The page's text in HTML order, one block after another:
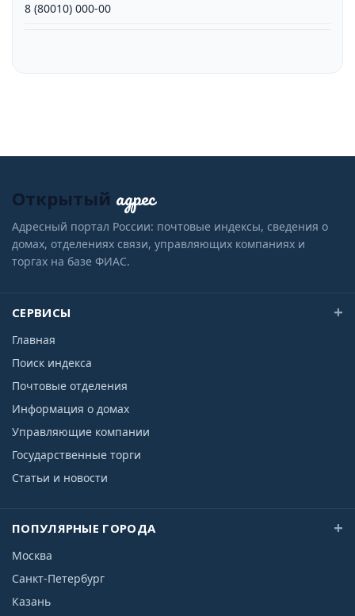
8 (80010) 000-00
Открытый адрес
Адресный портал России: почтовые индексы, сведения о
домах, отделениях связи, управляющих компаниях и
торгах на базе ФИАС.
СЕРВИСЫ
Главная
Поиск индекса
Почтовые отделения
Информация о домах
Управляющие компании
Государственные торги
Статьи и новости
ПОПУЛЯРНЫЕ ГОРОДА
Москва
Санкт-Петербург
Казань